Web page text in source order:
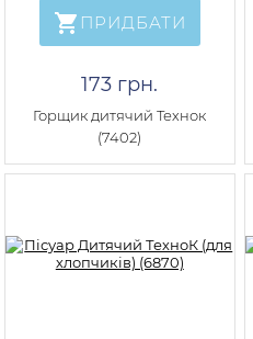
ПРИДБАТИ
173 грн.
Горщик дитячий Технок
(7402)